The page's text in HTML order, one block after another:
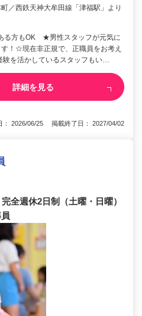
／西鉄天神大牟田線「津福駅」より
る方もOK ★男性スタッフが元気に
！☆現在非正規で、正職員をお考え
を活かしているスタッフもい…
詳細を見る
： 2026/06/25 掲載終了日： 2027/04/02
週休2日制（土曜・日曜）